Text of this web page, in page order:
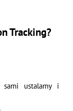
Tracking?
ustalamy i